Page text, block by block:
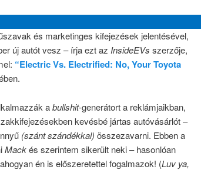
és marketinges kifejezések jelentésével,
új autót vesz – írja ezt az InsideEVs szerzője,
“Electric Vs. Electrified: No, Your Toyota
abullshit-generátort a reklámjaikban,
kevésbé jártas autóvásárlót –
(szánt szándékkal) összezavarni. Ebben a
Mackés szerintem sikerült neki – hasonlóan
én is előszeretettel fogalmazok! (Luv ya,